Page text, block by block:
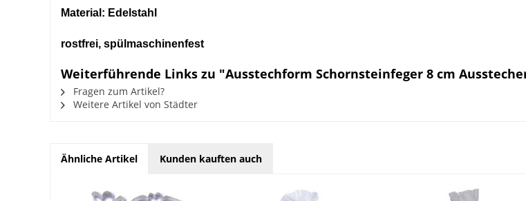
Material: Edelstahl
rostfrei, spülmaschinenfest
Weiterführende Links zu "Ausstechform Schornsteinfeger 8 cm
Fragen zum Artikel?
Weitere Artikel von Städter
Ähnliche Artikel Kunden kauften auch